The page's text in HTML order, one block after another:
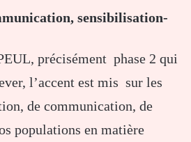
sensibilisation-
précisément phase 2 qui
l’accent est mis sur les
de communication, de
populations en matière